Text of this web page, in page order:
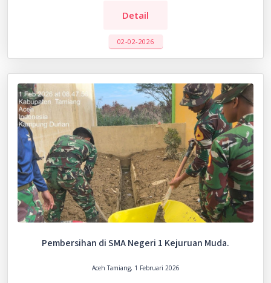
Detail
02-02-2026
Pembersihan di SMA Negeri 1 Kejuruan Muda.
Aceh Tamiang, 1 Februari 2026